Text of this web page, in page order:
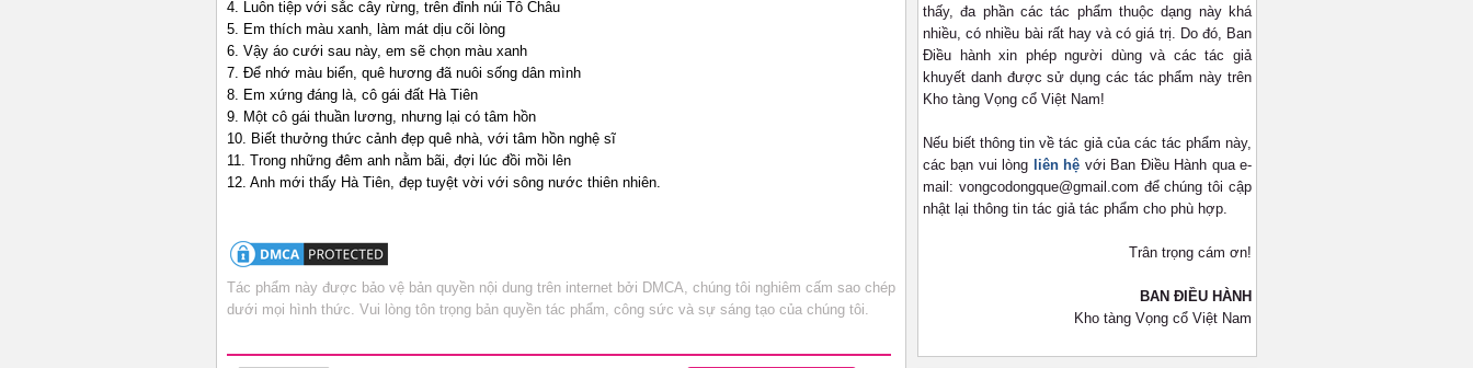
4. Luôn tiệp với sắc cây rừng, trên đỉnh núi Tô Châu
5. Em thích màu xanh, làm mát dịu cõi lòng
6. Vậy áo cưới sau này, em sẽ chọn màu xanh
7. Để nhớ màu biển, quê hương đã nuôi sống dân mình
8. Em xứng đáng là, cô gái đất Hà Tiên
9. Một cô gái thuần lương, nhưng lại có tâm hồn
10. Biết thưởng thức cảnh đẹp quê nhà, với tâm hồn nghệ sĩ
11. Trong những đêm anh nằm bãi, đợi lúc đồi mồi lên
12. Anh mới thấy Hà Tiên, đẹp tuyệt vời với sông nước thiên nhiên.
Tác phẩm này được bảo vệ bản quyền nội dung trên internet bởi DMCA, chúng tôi nghiêm cấm sao chép
dưới mọi hình thức. Vui lòng tôn trọng bản quyền tác phẩm, công sức và sự sáng tạo của chúng tôi.
thấy, đa phần các tác phẩm thuộc dạng này khá
nhiều, có nhiều bài rất hay và có giá trị. Do đó, Ban
Điều hành xin phép người dùng và các tác giả
khuyết danh được sử dụng các tác phẩm này trên
Kho tàng Vọng cổ Việt Nam!
Nếu biết thông tin về tác giả của các tác phẩm này,
các bạn vui lòng
liên hệ với Ban Điều Hành qua e-
mail: vongcodongque@gmail.com để chúng tôi cập
nhật lại thông tin tác giả tác phẩm cho phù hợp.
Trân trọng cám ơn!
BAN ĐIỀU HÀNH
Kho tàng Vọng cổ Việt Nam